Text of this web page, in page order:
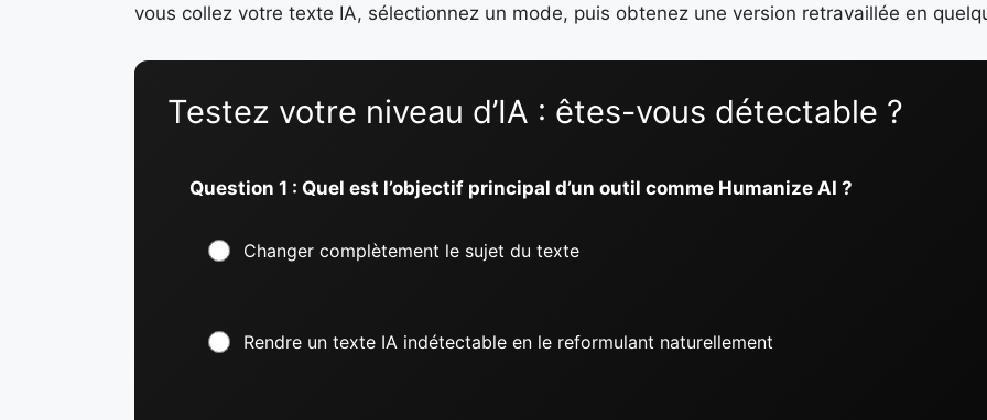
vous collez votre texte IA, sélectionnez un mode, puis obtenez une version retravaillée en
Testez votre niveau d’IA : êtes-vous détectable ?
Question 1 : Quel est l’objectif principal d’un outil comme Humanize AI ?
Changer complètement le sujet du texte
Rendre un texte IA indétectable en le reformulant naturellement